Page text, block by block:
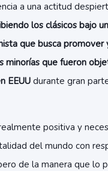
a una actitud
los clásicos bajo
que busca promover
minorías que fueron
EEUU durante gran
positiva y
del mundo con
de la manera que lo